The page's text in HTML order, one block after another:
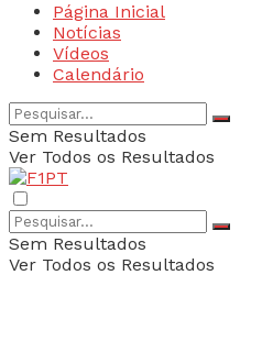
Página Inicial
Notícias
Vídeos
Calendário
Sem Resultados
Ver Todos os Resultados
Sem Resultados
Ver Todos os Resultados